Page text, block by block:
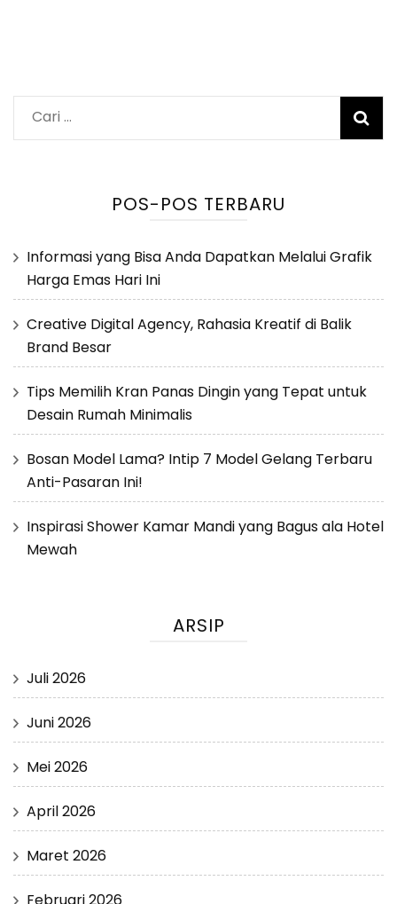
Cari
untuk:
POS-POS TERBARU
Informasi yang Bisa Anda Dapatkan Melalui Grafik
Harga Emas Hari Ini
Creative Digital Agency, Rahasia Kreatif di Balik
Brand Besar
Tips Memilih Kran Panas Dingin yang Tepat untuk
Desain Rumah Minimalis
Bosan Model Lama? Intip 7 Model Gelang Terbaru
Anti-Pasaran Ini!
Inspirasi Shower Kamar Mandi yang Bagus ala Hotel
Mewah
ARSIP
Juli 2026
Juni 2026
Mei 2026
April 2026
Maret 2026